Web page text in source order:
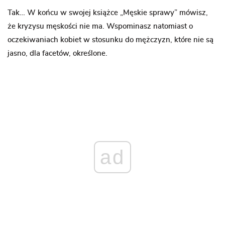
Tak… W końcu w swojej książce „Męskie sprawy” mówisz,
że kryzysu męskości nie ma. Wspominasz natomiast o
oczekiwaniach kobiet w stosunku do mężczyzn, które nie są
jasno, dla facetów, określone.
ad